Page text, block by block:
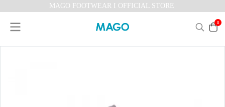
MAGO FOOTWEAR I OFFICIAL STORE
0